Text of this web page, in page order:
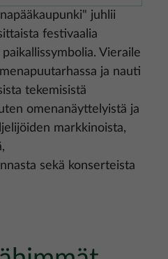
juhlii
festivaalia
Vieraile
ja nauti
tekemisistä
omenanäyttelyistä ja
markkinoista,
sekä konserteista